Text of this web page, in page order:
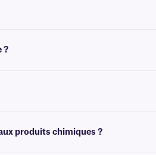
?
produits chimiques ?